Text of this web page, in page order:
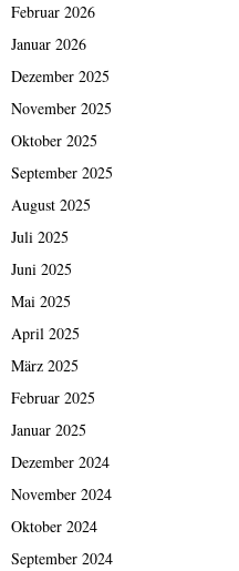
Februar 2026
Januar 2026
Dezember 2025
November 2025
Oktober 2025
September 2025
August 2025
Juli 2025
Juni 2025
Mai 2025
April 2025
März 2025
Februar 2025
Januar 2025
Dezember 2024
November 2024
Oktober 2024
September 2024